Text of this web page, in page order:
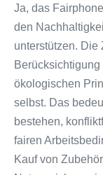
Ja, das
den
unterstützen.
ökologischen
selbst. Das
bestehen,
fairen
Kauf von